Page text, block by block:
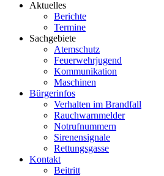
Aktuelles
Berichte
Termine
Sachgebiete
Atemschutz
Feuerwehrjugend
Kommunikation
Maschinen
Bürgerinfos
Verhalten im Brandfall
Rauchwarnmelder
Notrufnummern
Sirenensignale
Rettungsgasse
Kontakt
Beitritt